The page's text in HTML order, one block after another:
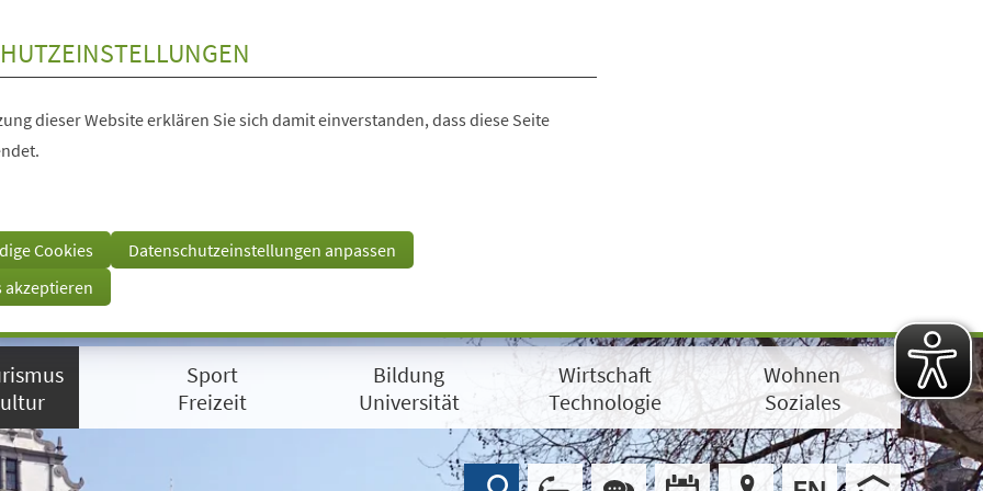
dieser Website erklären Sie sich damit einverstanden, dass diese Seite
Cookies
Datenschutzeinstellungen anpassen
akzeptieren
Sport
Freizeit
Bildung
Universität
Wirtschaft
Technologie
Wohnen
Soziales